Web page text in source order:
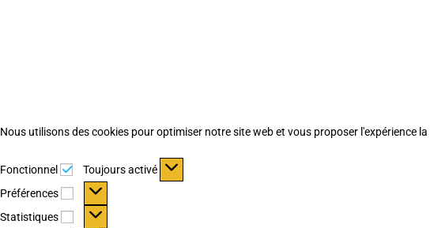
Nous utilisons des cookies pour optimiser notre site web et vous proposer l'expérience
Fonctionnel Fonctionnel
Toujours activé
Préférences
Préférences
Statistiques Statistiques